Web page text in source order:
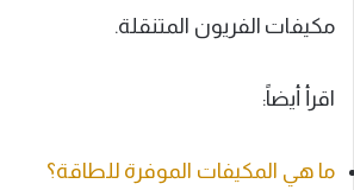
مكيفات الفريون المتنقلة.
اقرأ أيضاً:
ما هي المكيفات الموفرة للطاقة؟